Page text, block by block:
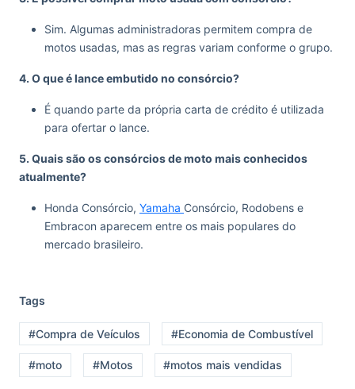
Sim. Algumas administradoras permitem compra de
motos usadas, mas as regras variam conforme o grupo.
4. O que é lance embutido no consórcio?
É quando parte da própria carta de crédito é utilizada
para ofertar o lance.
5. Quais são os consórcios de moto mais conhecidos
atualmente?
Honda Consórcio, Yamaha Consórcio, Rodobens e
Embracon aparecem entre os mais populares do
mercado brasileiro.
Tags
#Compra de Veículos #Economia de Combustível
#moto #Motos #motos mais vendidas